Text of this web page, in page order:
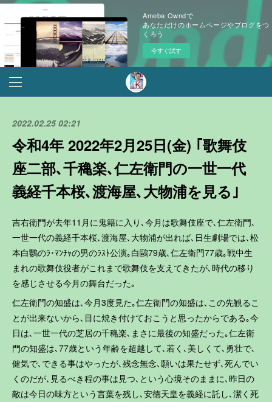
Ameba Owndで
あなただけのホームページやブログをつ
くろう
今すぐ試す
2022.02.25 02:21
令和4年 2022年2月25日(金) ｢歌舞伎
座二部､千穐楽､仁左衛門の一世一代
義経千本桜､渡海屋､大物浦を見る｣
吉右衛門が去年11月に鬼籍に入り､今月は歌舞伎座で､仁左衛門､
一世一代の義経千本桜､渡海屋､大物浦が出れば､日生劇場では､松
本白鸚のﾗ･ﾏﾝﾁｬの男のﾗｽﾄ公演｡白鷗79歳､仁左衛門77歳｡戦中生
まれの歌舞伎役者がこれまで歌舞伎を支えてきたが､時代の移り
を感じさせる今月の舞台だった｡
仁左衛門の知盛は､今月3度見た｡仁左衛門の知盛は､この先観るこ
とが出来ないから､目に焼き付けておこうと思ったからである｡今
日は､一世一代の芝居の千穐楽､まさに最後の知盛だった｡仁左衛
門の知盛は､77歳という年齢を超越して､若く､美しくて､勇壮で､
健気で､できる事はやったが､残念無念､願いは果たせず､死んでい
くのだが､見るべき程の事は見つ､という心境そのままに､昨日の
敵は今日の味方という言葉を残し､安徳天皇を義経に託し､潔く死